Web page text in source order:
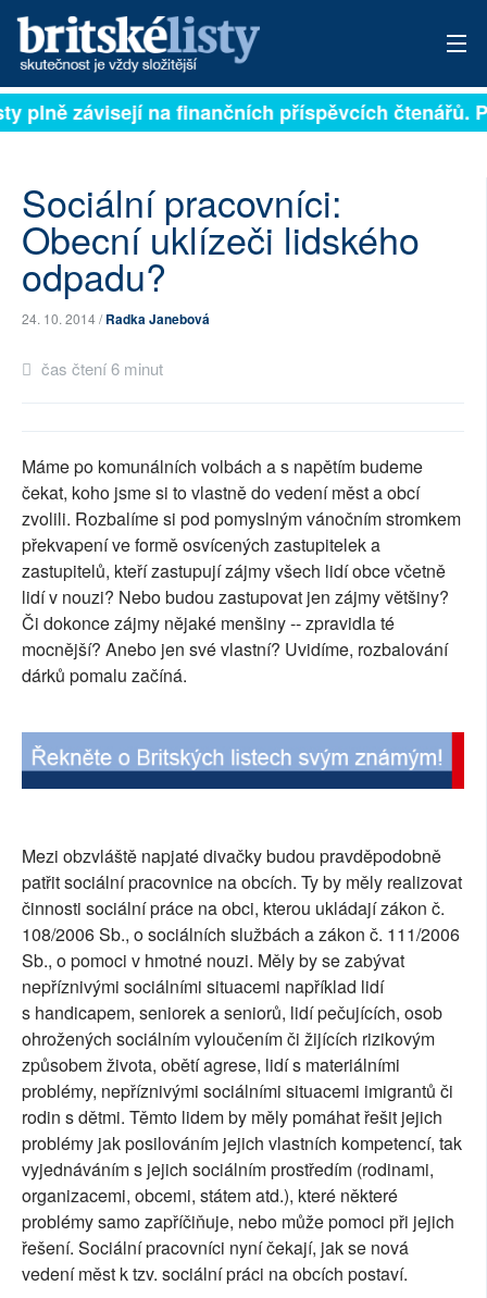
PŘIHLÁSIT
ARCHIV
ROZHOVORY
TÉMATA
NEJČTENĚJŠÍ ZA 7 DNÍ
PŘÍSPĚVKY NA PROVOZ
SOCIÁLNÍ SÍTĚ
RUBRIKY
PLNÁ VERZE STRÁNEK
plně závisejí na finančních příspěvcích
Sociální pracovníci:
Obecní uklízeči lidského
odpadu?
24. 10. 2014 /Radka Janebová
čas čtení 6 minut
Máme po komunálních volbách a s napětím budeme
čekat, koho jsme si to vlastně do vedení měst a obcí
zvolili. Rozbalíme si pod pomyslným vánočním stromkem
překvapení ve formě osvícených zastupitelek a
zastupitelů, kteří zastupují zájmy všech lidí obce včetně
lidí v nouzi? Nebo budou zastupovat jen zájmy většiny?
Či dokonce zájmy nějaké menšiny -- zpravidla té
mocnější? Anebo jen své vlastní? Uvidíme, rozbalování
dárků pomalu začíná.
Mezi obzvláště napjaté divačky budou pravděpodobně
patřit sociální pracovnice na obcích. Ty by měly realizovat
činnosti sociální práce na obci, kterou ukládají zákon č.
108/2006 Sb., o sociálních službách a zákon č. 111/2006
Sb., o pomoci v hmotné nouzi. Měly by se zabývat
nepříznivými sociálními situacemi například lidí
s handicapem, seniorek a seniorů, lidí pečujících, osob
ohrožených sociálním vyloučením či žijících rizikovým
způsobem života, obětí agrese, lidí s materiálními
problémy, nepříznivými sociálními situacemi imigrantů či
rodin s dětmi. Těmto lidem by měly pomáhat řešit jejich
problémy jak posilováním jejich vlastních kompetencí, tak
vyjednáváním s jejich sociálním prostředím (rodinami,
organizacemi, obcemi, státem atd.), které některé
problémy samo zapříčiňuje, nebo může pomoci při jejich
řešení. Sociální pracovníci nyní čekají, jak se nová
vedení měst k tzv. sociální práci na obcích postaví.